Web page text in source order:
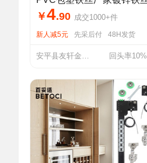
￥4.90 成交1000+件
新人减5元 先采后付 48H发货
安平县友轩金属丝网制品有限公司 回头率10%